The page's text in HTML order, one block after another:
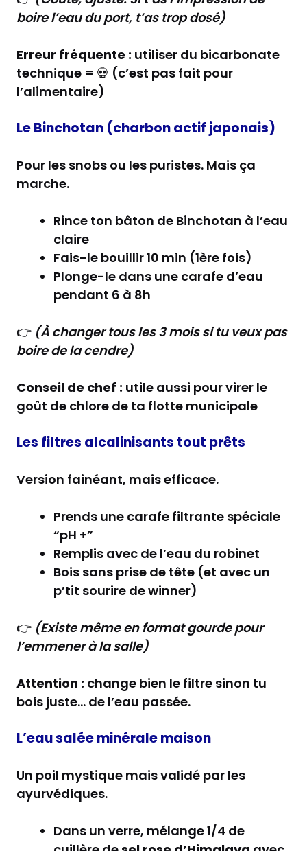
boire l’eau du port, t’as trop dosé)
Erreur fréquente : utiliser du bicarbonate
technique = 💀 (c’est pas fait pour
l’alimentaire)
Le Binchotan (charbon actif japonais)
Pour les snobs ou les puristes. Mais ça
marche.
Rince ton bâton de Binchotan à l’eau
claire
Fais-le bouillir 10 min (1ère fois)
Plonge-le dans une carafe d’eau
pendant 6 à 8h
👉 (À changer tous les 3 mois si tu veux pas
boire de la cendre)
Conseil de chef : utile aussi pour virer le
goût de chlore de ta flotte municipale
Les filtres alcalinisants tout prêts
Version fainéant, mais efficace.
Prends une carafe filtrante spéciale
“pH +”
Remplis avec de l’eau du robinet
Bois sans prise de tête (et avec un
p’tit sourire de winner)
👉 (Existe même en format gourde pour
l’emmener à la salle)
Attention : change bien le filtre sinon tu
bois juste… de l’eau passée.
L’eau salée minérale maison
Un poil mystique mais validé par les
ayurvédiques.
Dans un verre, mélange 1/4 de